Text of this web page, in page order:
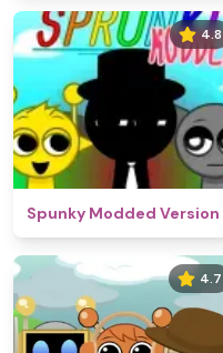
4.8
Spunky Modded Version
4.7